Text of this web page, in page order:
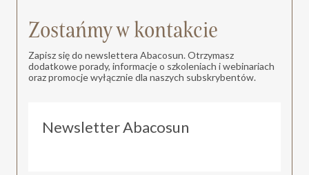
Zostańmy w kontakcie
Zapisz się do newslettera Abacosun. Otrzymasz
dodatkowe porady, informacje o szkoleniach i webinariach
oraz promocje wyłącznie dla naszych subskrybentów.
Newsletter Abacosun